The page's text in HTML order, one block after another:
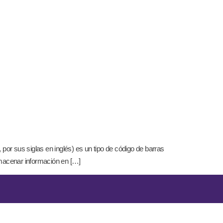
sus siglas en inglés) es un tipo de código de barras
información en […]